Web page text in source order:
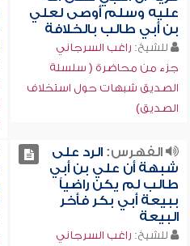
عليه وسلم أوصى لعلي
بن أبي طالب بالخلافة
للشيخ: راغب السرجاني
جزء من محاضرة ( سلسلة
الصديق شبهات حول استخلاف
الصديق)
الفهرس:الرد على
شبهة أن علي بن أبي
طالب لم يكن راضياً
ببيعة أبي بكر فأخر
البيعة
للشيخ: راغب السرجاني